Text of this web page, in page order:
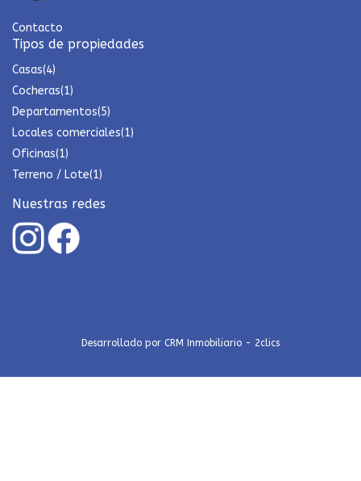
Contacto
Tipos de propiedades
Casas(4)
Cocheras(1)
Departamentos(5)
Locales comerciales(1)
Oficinas(1)
Terreno / Lote(1)
Nuestras redes
Desarrollado por CRM Inmobiliario - 2clics